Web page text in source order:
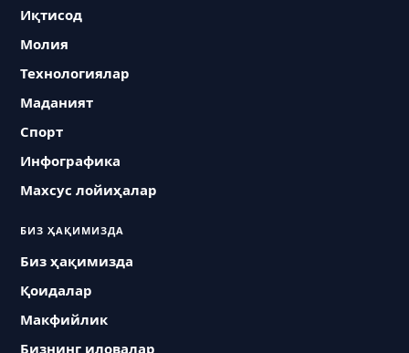
Иқтисод
Молия
Технологиялар
Маданият
Спорт
Инфографика
Махсус лойиҳалар
БИЗ ҲАҚИМИЗДА
Биз ҳақимизда
Қоидалар
Макфийлик
Бизнинг иловалар